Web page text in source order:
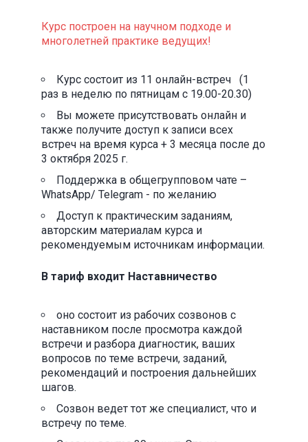
Курс построен на научном подходе и
многолетней практике ведущих!
Курс состоит из 11 онлайн-встреч (1
раз в неделю по пятницам с 19.00-20.30)
Вы можете присутствовать онлайн и
также получите доступ к записи всех
встреч на время курса + 3 месяца после до
3 октября 2025 г.
Поддержка в общегрупповом чате –
WhatsApp/ Telegram - по желанию
Доступ к практическим заданиям,
авторским материалам курса и
рекомендуемым источникам информации.
В тариф входит Наставничество
оно состоит из рабочих созвонов с
наставником после просмотра каждой
встречи и разбора диагностик, ваших
вопросов по теме встречи, заданий,
рекомендаций и построения дальнейших
шагов.
Созвон ведет тот же специалист, что и
встречу по теме.